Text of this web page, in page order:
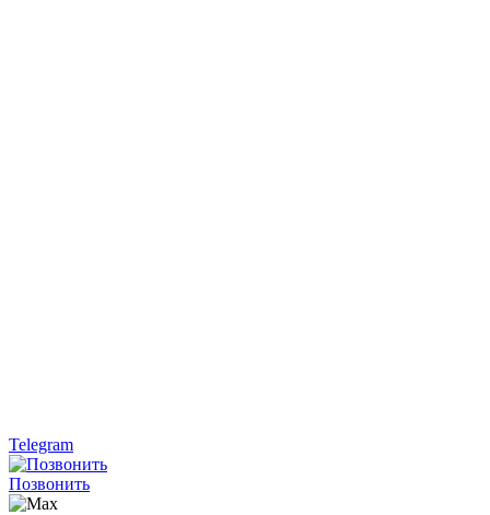
Telegram
Позвонить